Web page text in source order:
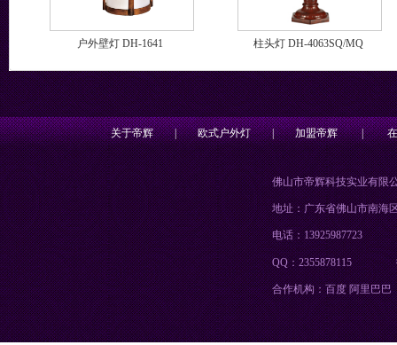
户外壁灯 DH-1641 柱头灯 DH-4063SQ/MQ
关于帝辉 | 欧式户外灯 | 加盟帝辉 |
佛山市帝辉科技实业有限
地址：广东省佛山市南海
电话：13925987723
QQ：2355878115
合作机构：百度 阿里巴巴